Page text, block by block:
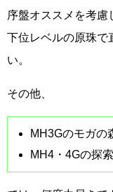
序盤オススメを考
下位レベルの原珠で
い。
その他、
MH3Gのモガの
MH4・4Gの探索